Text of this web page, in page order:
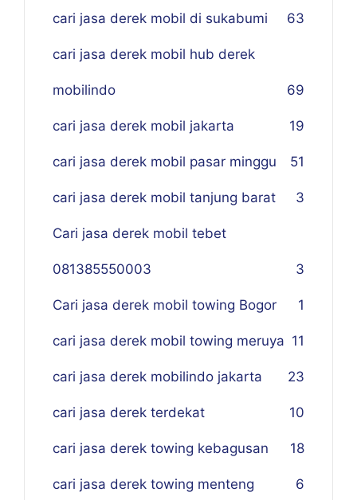
cari jasa derek mobil di sukabumi 63
cari jasa derek mobil hub derek
mobilindo 69
cari jasa derek mobil jakarta 19
cari jasa derek mobil pasar minggu 51
cari jasa derek mobil tanjung barat 3
Cari jasa derek mobil tebet
081385550003 3
Cari jasa derek mobil towing Bogor 1
cari jasa derek mobil towing meruya 11
cari jasa derek mobilindo jakarta 23
cari jasa derek terdekat 10
cari jasa derek towing kebagusan 18
cari jasa derek towing menteng 6